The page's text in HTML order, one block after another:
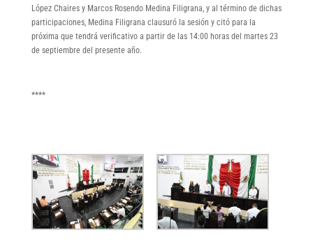
López Chaires y Marcos Rosendo Medina Filigrana, y al término de dichas
participaciones, Medina Filigrana clausuró la sesión y citó para la
próxima que tendrá verificativo a partir de las 14:00 horas del martes 23
de septiembre del presente año.
****